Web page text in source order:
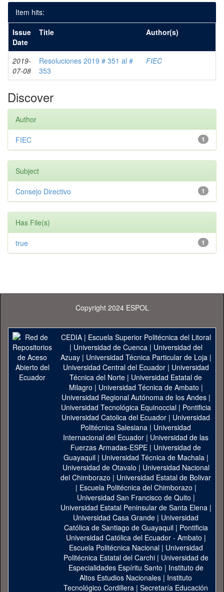
Item hits:
Issue
Date
Title Author(s)
2019-
07-08
Resoluciones 2019 # 351 al #
353
FIEC
Discover
Author
1
FIEC
Subject
1
Consejo Directivo
Has File(s)
1
true
Copyright 2024 ESPOL
CEDIA| Escuela Superior Politécnica del Litoral
| Universidad de Cuenca| Universidad del
Azuay| Universidad Técnica Particular de Loja|
Universidad Central del Ecuador| Universidad
Técnica del Norte | Universidad Estatal de
Milagro | Universidad Técnica de Ambato |
Universidad Regional Autónoma de los Andes|
Universidad Tecnológica Equinoccial| Pontificia
Universidad Catolica del Ecuador | Universidad
Politécnica Salesiana | Universidad
Internacional del Ecuador | Universidad de las
Fuerzas Armadas-ESPE | Universidad de
Guayaquil| Universidad Técnica de Machala|
Universidad de Otavalo | Universidad Nacional
del Chimborazo | Universidad Estatal de Bolivar
| Escuela Politécnica del Chimborazo |
Universidad San Francisco de Quito |
Universidad Estatal Peninsular de Santa Elena|
Universidad Casa Grande | Universidad
Católica de Santiago de Guayaquil| Pontificia
Universidad Católica del Ecuador - Ambato |
Escuela Politécnica Nacional| Universidad
Politécnica Estatal del Carchi| Universidad de
Especialidades Espíritu Santo | Instituto de
Altos Estudios Nacionales | Instituto
Tecnológico Cordillera | Secretaría Educación